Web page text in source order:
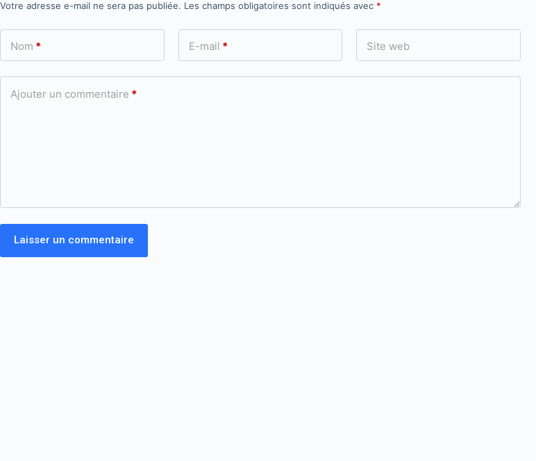
Votre adresse e-mail ne sera pas publiée. Les champs obligatoires sont indiqués avec *
Nom * E-mail * Site web
Ajouter un commentaire *
Laisser un commentaire